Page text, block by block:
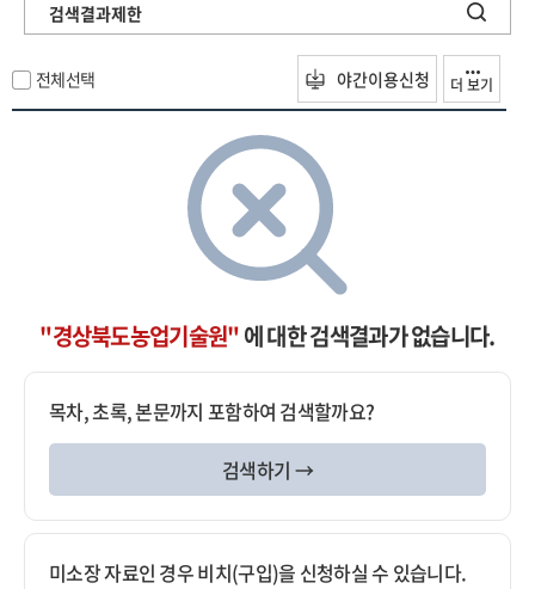
검색결과제한
전체선택 야간이용신청 더 보기
"경상북도농업기술원"에 대한 검색결과가 없습니다.
목차, 초록, 본문까지 포함하여 검색할까요?
검색하기 →
미소장 자료인 경우 비치(구입)을 신청하실 수 있습니다.